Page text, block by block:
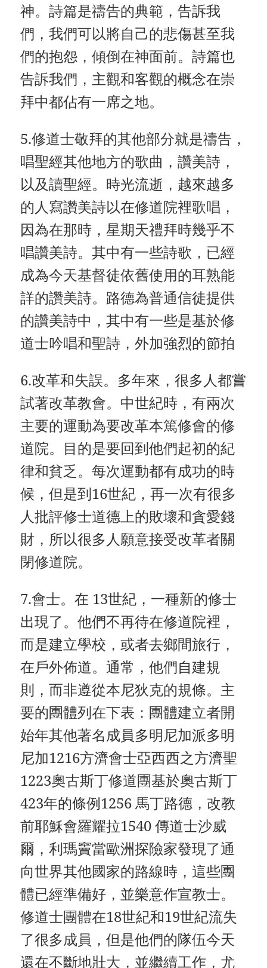
神。詩篇是禱告的典範，告訴我
們，我們可以將自己的悲傷甚至我
們的抱怨，傾倒在神面前。詩篇也
告訴我們，主觀和客觀的概念在崇
拜中都佔有一席之地。
5.修道士敬拜的其他部分就是禱告，
唱聖經其他地方的歌曲，讚美詩，
以及讀聖經。時光流逝，越來越多
的人寫讚美詩以在修道院裡歌唱，
因為在那時，星期天禮拜時幾乎不
唱讚美詩。其中有一些詩歌，已經
成為今天基督徒依舊使用的耳熟能
詳的讚美詩。路德為普通信徒提供
的讚美詩中，其中有一些是基於修
道士吟唱和聖詩，外加強烈的節拍
6.改革和失誤。多年來，很多人都嘗
試著改革教會。中世紀時，有兩次
主要的運動為要改革本篤修會的修
道院。目的是要回到他們起初的紀
律和貧乏。每次運動都有成功的時
候，但是到16世紀，再一次有很多
人批評修士道德上的敗壞和貪愛錢
財，所以很多人願意接受改革者關
閉修道院。
7.會士。在 13世紀，一種新的修士
出現了。他們不再待在修道院裡，
而是建立學校，或者去鄉間旅行，
在戶外佈道。通常，他們自建規
則，而非遵從本尼狄克的規條。主
要的團體列在下表：團體建立者開
始年其他著名成員多明尼加派多明
尼加1216方濟會士亞西西之方濟聖
1223奧古斯丁修道團基於奧古斯丁
423年的條例1256 馬丁路德，改教
前耶穌會羅耀拉1540 傳道士沙威
爾，利瑪竇當歐洲探險家發現了通
向世界其他國家的路線時，這些團
體已經準備好，並樂意作宣教士。
修道士團體在18世紀和19世紀流失
了很多成員，但是他們的隊伍今天
還在不斷地壯大，並繼續工作，尤